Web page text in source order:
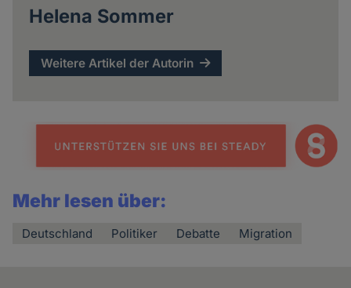
Helena Sommer
Weitere Artikel der Autorin
Mehr lesen über:
Deutschland Politiker Debatte Migration